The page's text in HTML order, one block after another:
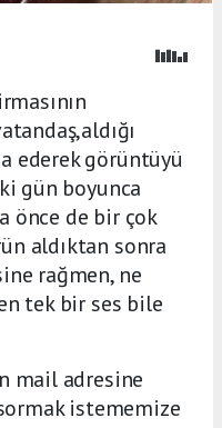
ederek görüntüyü
gün boyunca
önce de bir çok
aldıktan sonra
rağmen, ne
tek bir ses bile
mail adresine
istememize